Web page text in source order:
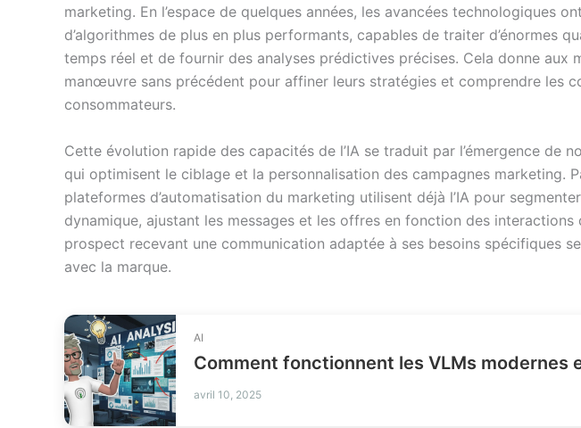
marketing. En l’espace de quelques années, les avancées technologiques
d’algorithmes de plus en plus performants, capables de traiter d’énormes
temps réel et de fournir des analyses prédictives précises. Cela donne aux
manœuvre sans précédent pour affiner leurs stratégies et comprendre les
consommateurs.
Cette évolution rapide des capacités de l’IA se traduit par l’émergence de
qui optimisent le ciblage et la personnalisation des campagnes marketing.
plateformes d’automatisation du marketing utilisent déjà l’IA pour
dynamique, ajustant les messages et les offres en fonction des interactions
prospect recevant une communication adaptée à ses besoins spécifiques
avec la marque.
AI
Comment fonctionnent les VLMs modernes
avril 10, 2025